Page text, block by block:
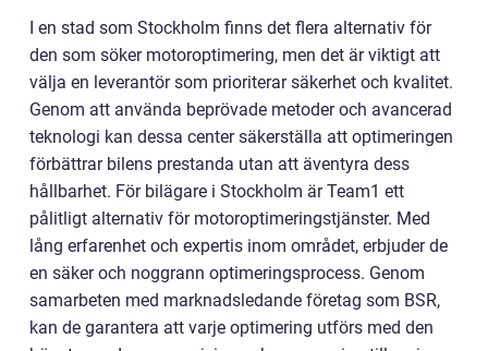
I en stad som Stockholm finns det flera alternativ för
den som söker motoroptimering, men det är viktigt att
välja en leverantör som prioriterar säkerhet och kvalitet.
Genom att använda beprövade metoder och avancerad
teknologi kan dessa center säkerställa att optimeringen
förbättrar bilens prestanda utan att äventyra dess
hållbarhet. För bilägare i Stockholm är Team1 ett
pålitligt alternativ för motoroptimeringstjänster. Med
lång erfarenhet och expertis inom området, erbjuder de
en säker och noggrann optimeringsprocess. Genom
samarbeten med marknadsledande företag som BSR,
kan de garantera att varje optimering utförs med den